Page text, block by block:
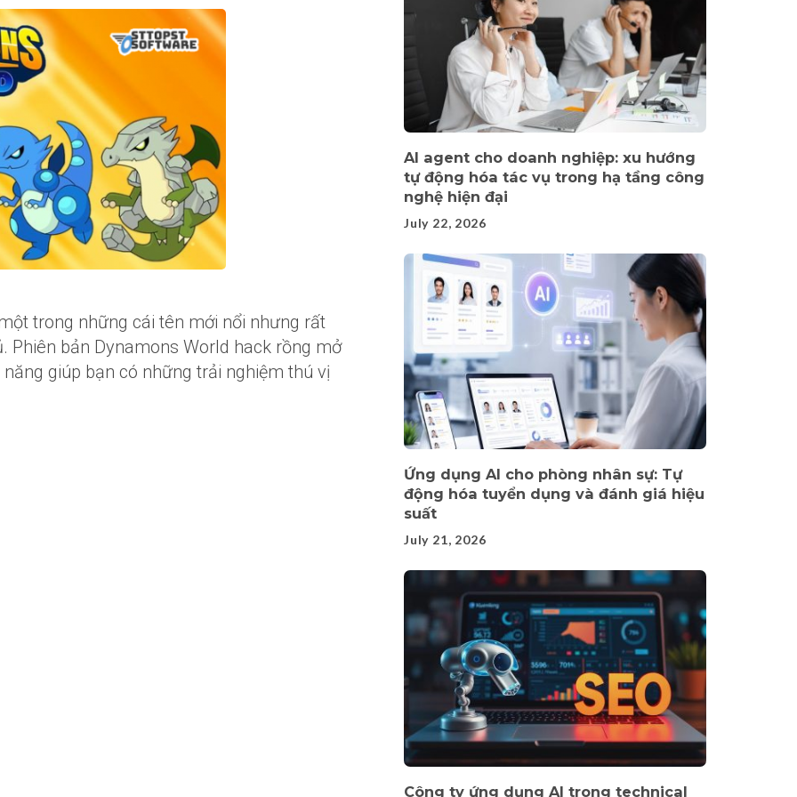
trong những cái tên mới nổi nhưng rất
Phiên bản Dynamons World hack rồng mở
giúp bạn có những trải nghiệm thú vị
AI agent cho doanh nghiệp: xu hướng
tự động hóa tác vụ trong hạ tầng công
nghệ hiện đại
July 22, 2026
Ứng dụng AI cho phòng nhân sự: Tự
động hóa tuyển dụng và đánh giá hiệu
suất
July 21, 2026
Công ty ứng dụng AI trong technical